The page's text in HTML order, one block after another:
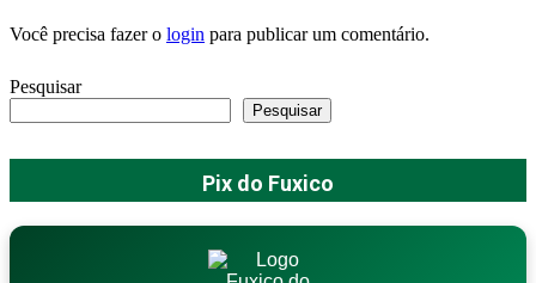
Você precisa fazer o login para publicar um comentário.
Pesquisar
Pesquisar
Pix do Fuxico